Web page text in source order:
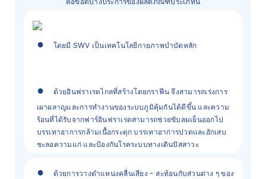
● โดยมี SWV เป็นเทคโนโลยีกายภาพบำบัดหลัก
●
ด้วยอินฟราเรดไกลที่สร้างโดยกราฟีน จึงสามารถเร่งการ
เผาผลาญและการทำงานของระบบภูมิคุ้มกันได้ดีขึ้น และความ
ร้อนที่ได้รับจากฟาร์อินฟราเรดสามารถช่วยขับลมเย็นออกไป
บรรเทาอาการกล้ามเนื้อกระตุก บรรเทาอาการปวดและอักเสบ
ชะลอความแก่ และป้องกันโรคระบบทางเดินปัสสาวะ
●
ด้วยการวางตำแหน่งคลื่นเสียง - สะท้อนกับส่วนต่าง ๆ ของ